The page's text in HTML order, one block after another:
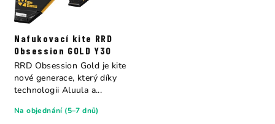
Nafukovací kite RRD
Obsession GOLD Y30
Na objednání (5–7 dnů)
RRD Obsession Gold je kite
nové generace, který díky
technologii Aluula a...